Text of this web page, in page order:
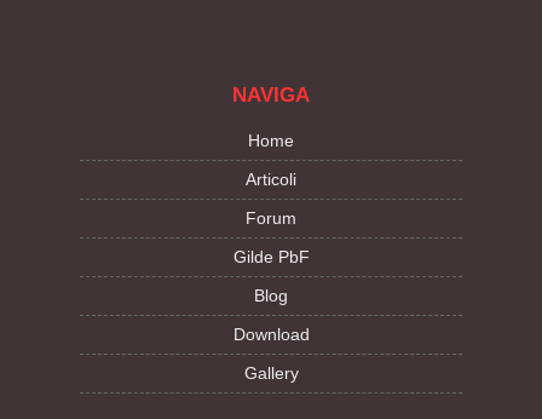
NAVIGA
Home
Articoli
Forum
Gilde PbF
Blog
Download
Gallery